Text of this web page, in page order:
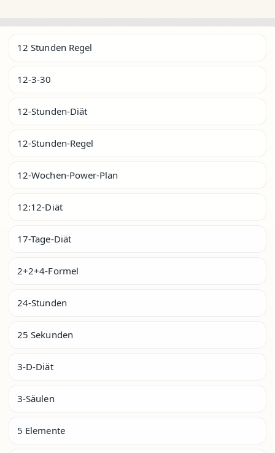
12 Stunden Regel
12-3-30
12-Stunden-Diät
12-Stunden-Regel
12-Wochen-Power-Plan
12:12-Diät
17-Tage-Diät
2+2+4-Formel
24-Stunden
25 Sekunden
3-D-Diät
3-Säulen
5 Elemente